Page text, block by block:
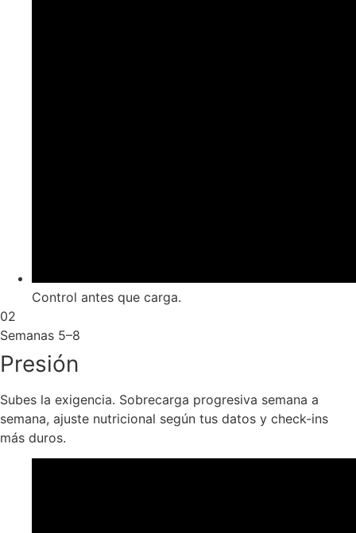
Control antes que carga.
02
Semanas 5–8
Presión
Subes la exigencia. Sobrecarga progresiva semana a
semana, ajuste nutricional según tus datos y check-ins
más duros.